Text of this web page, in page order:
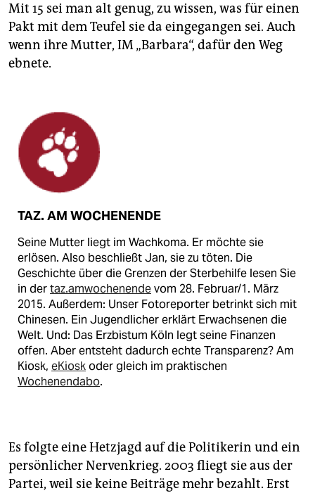
Mit 15 sei man alt genug, zu wissen, was für einen
Pakt mit dem Teufel sie da eingegangen sei. Auch
wenn ihre Mutter, IM „Barbara“, dafür den Weg
ebnete.
TAZ. AM WOCHENENDE
Seine Mutter liegt im Wachkoma. Er möchte sie
erlösen. Also beschließt Jan, sie zu töten. Die
Geschichte über die Grenzen der Sterbehilfe lesen Sie
in dertaz.amwochenendevom 28. Februar/1. März
2015. Außerdem: Unser Fotoreporter betrinkt sich mit
Chinesen. Ein Jugendlicher erklärt Erwachsenen die
Welt. Und: Das Erzbistum Köln legt seine Finanzen
offen. Aber entsteht dadurch echte Transparenz? Am
Kiosk, eKioskoder gleich im praktischen
Wochenendabo.
Es folgte eine Hetzjagd auf die Politikerin und ein
persönlicher Nervenkrieg. 2003 fliegt sie aus der
Partei, weil sie keine Beiträge mehr bezahlt. Erst